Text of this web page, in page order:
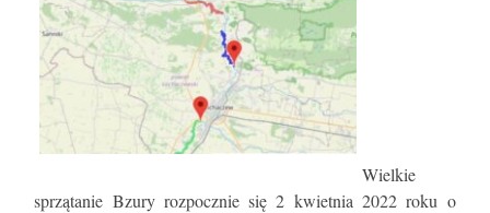
Wielkie
sprzątanie Bzury rozpocznie się 2 kwietnia 2022 roku o